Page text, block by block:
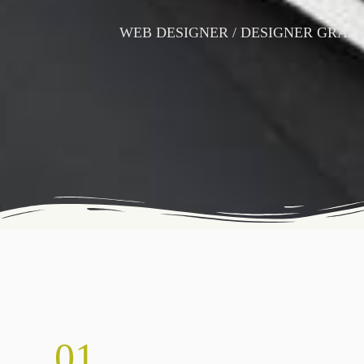
WEB DESIGNER / DESIGNER